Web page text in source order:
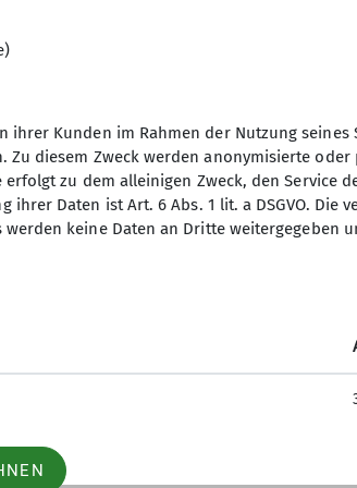
Kunden im Rahmen der Nutzung seines
diesem Zweck werden anonymisierte
zu dem alleinigen Zweck, den Service
Daten ist Art. 6 Abs. 1 lit. a DSGVO. Die
werden keine Daten an Dritte weitergegeben